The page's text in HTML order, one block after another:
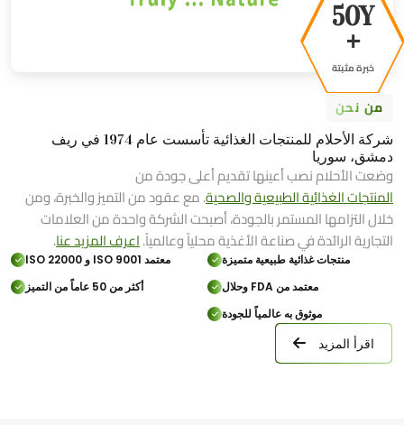
50Y
+
خبرة مثبتة
من نحن
شركة الأحلام للمنتجات الغذائية تأسست عام 1974 في ريف
دمشق، سوريا
وضعت الأحلام نصب أعينها تقديم أعلى جودة من
المنتجات الغذائية الطبيعية والصحية. مع عقود من التميز والخبرة، ومن
خلال التزامها المستمر بالجودة، أصبحت الشركة واحدة من العلامات
التجارية الرائدة في صناعة الأغذية محلياً وعالمياً.اعرف المزيد عنا.
منتجات غذائية طبيعية متميزة
معتمد ISO 9001 و ISO 22000
معتمد من FDA وحلال
أكثر من 50 عاماً من التميز
موثوق به عالمياً للجودة
اقرأ المزيد